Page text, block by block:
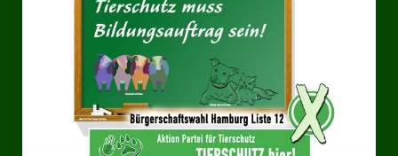
Bezirksverbände
Bezirksverband Ruhrparlamenrt
Bezirksverband Mettmann
Kreisverbände